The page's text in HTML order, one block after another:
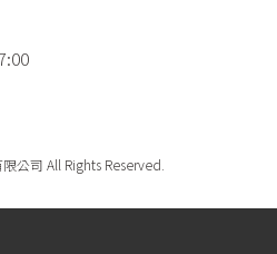
公司 All Rights Reserved.